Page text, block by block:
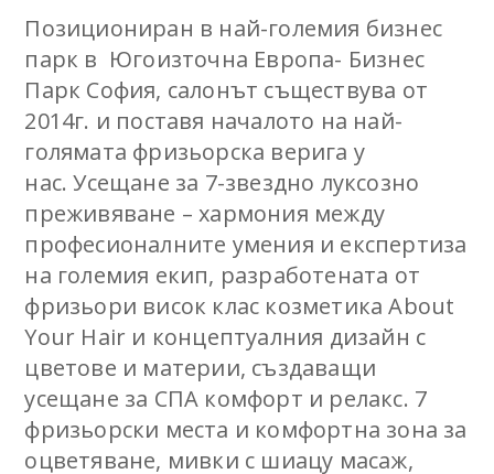
Позициониран в най-големия бизнес
парк в Югоизточна Европа- Бизнес
Парк София, салонът съществува от
2014г. и поставя началото на най-
голямата фризьорска верига у
нас. Усещане за 7-звездно луксозно
преживяване – хармония между
професионалните умения и експертиза
на големия екип, разработената от
фризьори висок клас козметика About
Your Hair и концептуалния дизайн с
цветове и материи, създаващи
усещане за СПА комфорт и релакс. 7
фризьорски места и комфортна зона за
оцветяване, мивки с шиацу масаж,